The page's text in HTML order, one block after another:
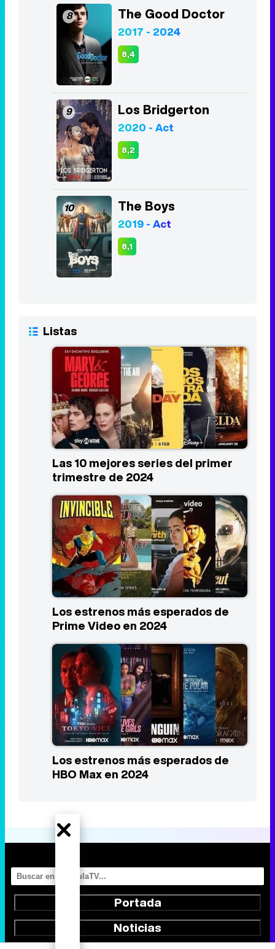
8 The Good Doctor
2017 - 2024
8,4
9 Los Bridgerton
2020 - Act
8,2
10 The Boys
2019 - Act
8,1
Listas
Las 10 mejores series del primer
trimestre de 2024
Los estrenos más esperados de
Prime Video en 2024
Los estrenos más esperados de
HBO Max en 2024
Portada
Noticias